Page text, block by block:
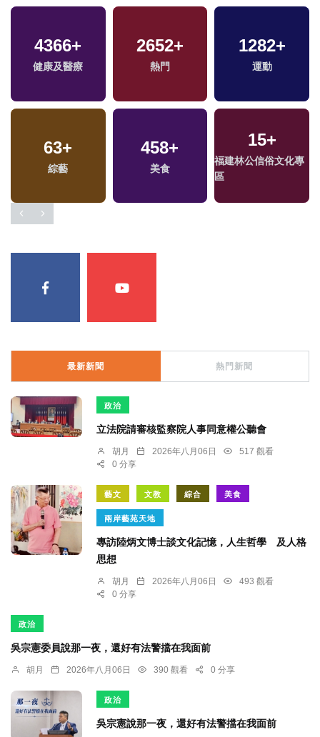
5287+
綜合
12+
兩岸藝苑天地
12493+
生活
213+
2024立委選戰
419+
影視
1602+
藝文
最新新聞 熱門新聞
政治
立法院請審核監察院人事同意權公聽會
胡月 2026年八月06日
517 觀看
0 分享
藝文 文教 綜合 美食
兩岸藝苑天地
專訪陸炳文博士談文化記憶，人生哲學 及人格
思想
胡月 2026年八月06日
493 觀看
0 分享
政治
吳宗憲委員說那一夜，還好有法警擋在我面前
胡月 2026年八月06日 390 觀看 0 分享
政治
吳宗憲說那一夜，還好有法警擋在我面前